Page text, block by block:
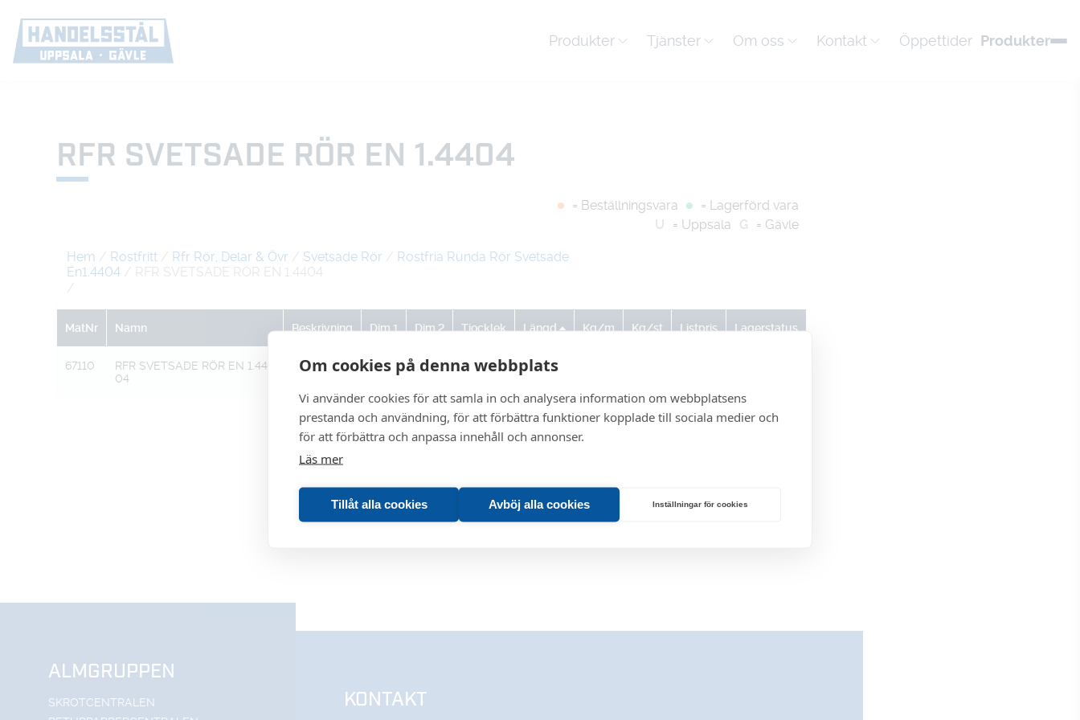
Om cookies på denna webbplats
Vi använder cookies för att samla in och analysera information om webbplatsens
prestanda och användning, för att förbättra funktioner kopplade till sociala medier och
för att förbättra och anpassa innehåll och annonser.
Läs mer
Tillåt alla cookies Avböj alla cookies Inställningar för cookies
Produkter Tjänster Om oss Kontakt Öppettider Produkter
RFR SVETSADE RÖR EN 1.4404
= Beställningsvara
= Lagerförd vara
U
= Uppsala G = Gävle
Hem / Rostfritt / Rfr Rör, Delar & Övr / Svetsade Rör / Rostfria Runda Rör Svetsade
En1.4404 / RFR SVETSADE RÖR EN 1.4404
/
MatNr Namn Beskrivning Dim 1 Dim 2 Tjocklek Längd Kg/m Kg/st Listpris Lagerstatus
67110
RFR SVETSADE RÖR EN 1.44
04
18,0 X 1,5 0 0 0 0
ALMGRUPPEN
SKROTCENTRALEN
KONTAKT